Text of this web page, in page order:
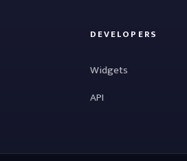
DEVELOPERS
Widgets
API